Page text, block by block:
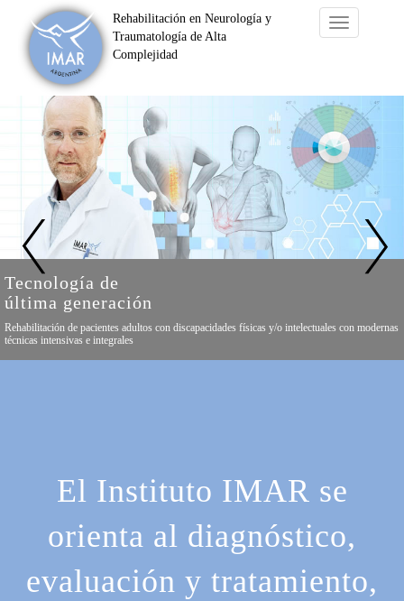
Toggle
Rehabilitación en Neurología y
Traumatología de Alta
Complejidad
Infraestructura
de primer nivel
Dos modernos edificios de 3600 m2 con toda la tecnología y el mayor confort
Previous
El Instituto IMAR se
orienta al diagnóstico,
evaluación y tratamiento,